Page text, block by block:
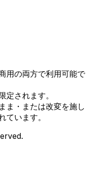
用の両方で利用可能で
定されます。
ま・または改変を施し
ています。